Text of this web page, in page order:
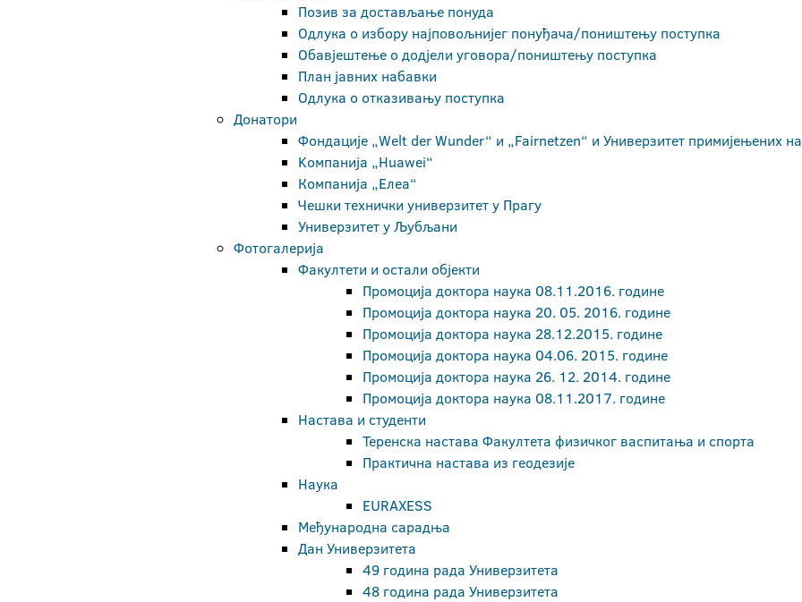
Позив за достављање понуда
Одлука о избору најповољнијег понуђача/поништењу поступка
Обавјештење о додјели уговора/поништењу поступка
План јавних набавки
Одлука о отказивању поступка
Донатори
Фондације „Welt der Wunder“ и „Fairnetzen“ и Универзитет примијењених
Kомпанијa „Huawei“
Компанија „Елеа“
Чешки технички универзитет у Прагу
Универзитет у Љубљани
Фотогалерија
Факултети и остали објекти
Промоција доктора наука 08.11.2016. године
Промоција доктора наука 20. 05. 2016. године
Промоција доктора наука 28.12.2015. године
Промоција доктора наука 04.06. 2015. године
Промоција доктора наука 26. 12. 2014. године
Промоција доктора наука 08.11.2017. године
Настава и студенти
Теренска настава Факултета физичког васпитања и спорта
Практична настава из геодезије
Наука
EURAXESS
Међународна сарадња
Дан Универзитета
49 година рада Универзитета
48 година рада Универзитета